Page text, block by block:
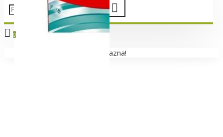
0
Vaša korpa je još uvek prazna!